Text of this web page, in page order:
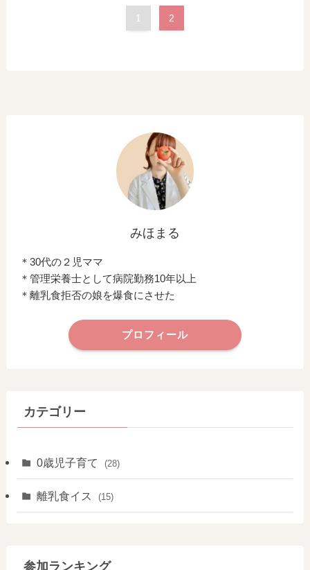
1 2
みほまる
＊30代の２児ママ
＊管理栄養士として病院勤務10年以上
＊離乳食拒否の娘を爆食にさせた
プロフィール
カテゴリー
0歳児子育て (28)
離乳食イス (15)
参加ランキング